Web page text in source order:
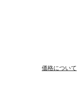
価格について